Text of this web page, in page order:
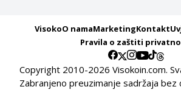
VisokoO namaMarketingKontakt
Pravila o zaštiti
Copyright 2010-2026 Visokoin.com.
Zabranjeno preuzimanje sadržaja bez